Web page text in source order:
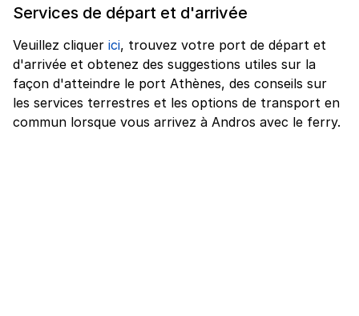
Services de départ et d'arrivée
Veuillez cliquer ici, trouvez votre port de départ et
d'arrivée et obtenez des suggestions utiles sur la
façon d'atteindre le port Athènes, des conseils sur
les services terrestres et les options de transport en
commun lorsque vous arrivez à Andros avec le ferry.